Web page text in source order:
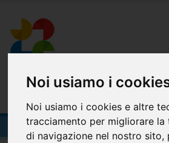
Noi usiamo i
Noi usiamo i cookies e altre
tracciamento per migliorare la
di navigazione nel nostro sito,
Insegne